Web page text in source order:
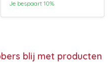
Je bespaart 10%
blij met producten